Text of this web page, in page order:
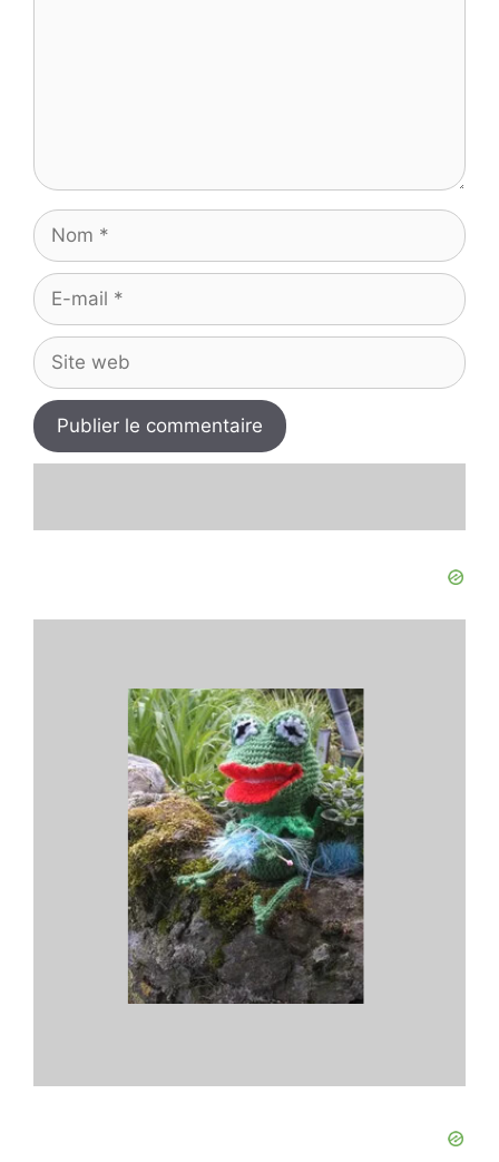
Nom
E-
mail
Site
web